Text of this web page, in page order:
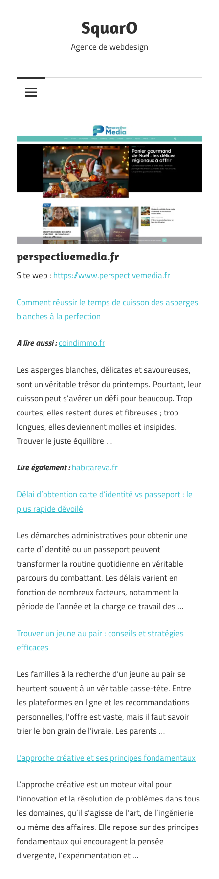
SquarO
Agence de webdesign
perspectivemedia.fr
Site web : https://www.perspectivemedia.fr
Comment réussir le temps de cuisson des asperges
blanches à la perfection
A lire aussi :coindimmo.fr
Les asperges blanches, délicates et savoureuses,
sont un véritable trésor du printemps. Pourtant, leur
cuisson peut s’avérer un défi pour beaucoup. Trop
courtes, elles restent dures et fibreuses ; trop
longues, elles deviennent molles et insipides.
Trouver le juste équilibre …
Lire également :habitareva.fr
Délai d’obtention carte d’identité vs passeport : le
plus rapide dévoilé
Les démarches administratives pour obtenir une
carte d’identité ou un passeport peuvent
transformer la routine quotidienne en véritable
parcours du combattant. Les délais varient en
fonction de nombreux facteurs, notamment la
période de l’année et la charge de travail des …
Trouver un jeune au pair : conseils et stratégies
efficaces
Les familles à la recherche d’un jeune au pair se
heurtent souvent à un véritable casse-tête. Entre
les plateformes en ligne et les recommandations
personnelles, l’offre est vaste, mais il faut savoir
trier le bon grain de l’ivraie. Les parents …
L’approche créative et ses principes fondamentaux
L’approche créative est un moteur vital pour
l’innovation et la résolution de problèmes dans tous
les domaines, qu’il s’agisse de l’art, de l’ingénierie
ou même des affaires. Elle repose sur des principes
fondamentaux qui encouragent la pensée
divergente, l’expérimentation et …